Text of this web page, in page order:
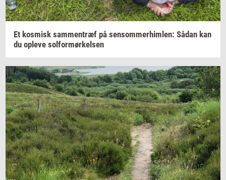
Et kos­misk sam­men­træf på sen­som­mer­him­len: Sådan kan
du op­le­ve sol­for­mør­kel­sen